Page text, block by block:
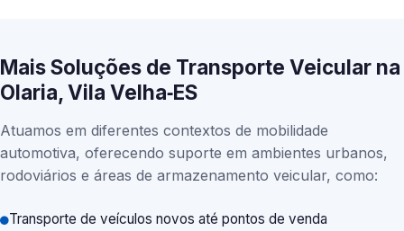
Mais Soluções de Transporte Veicular na
Olaria, Vila Velha‑ES
Atuamos em diferentes contextos de mobilidade
automotiva, oferecendo suporte em ambientes urbanos,
rodoviários e áreas de armazenamento veicular, como:
Transporte de veículos novos até pontos de venda